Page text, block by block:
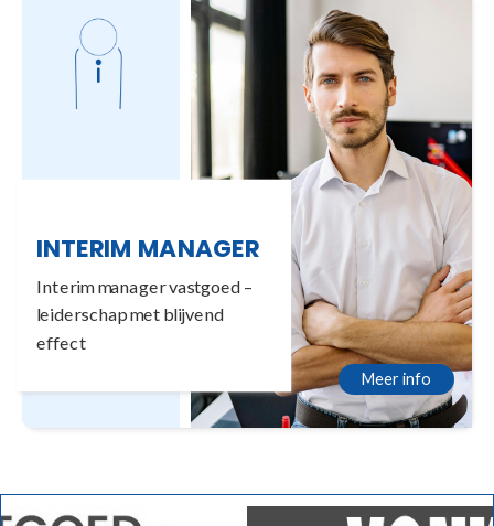
Meer info
INTERIM MANAGER
Interim manager vastgoed –
leiderschap met blijvend
effect